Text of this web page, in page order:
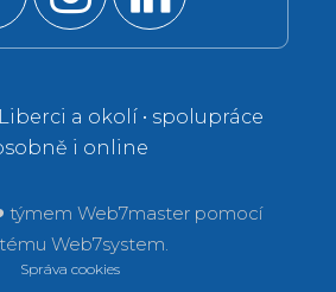
a okolí • spolupráce
i online
týmem Web7master pomocí
Web7system.
Správa cookies